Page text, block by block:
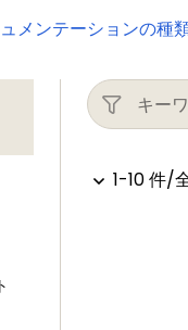
メンテーションの種
1-10件/